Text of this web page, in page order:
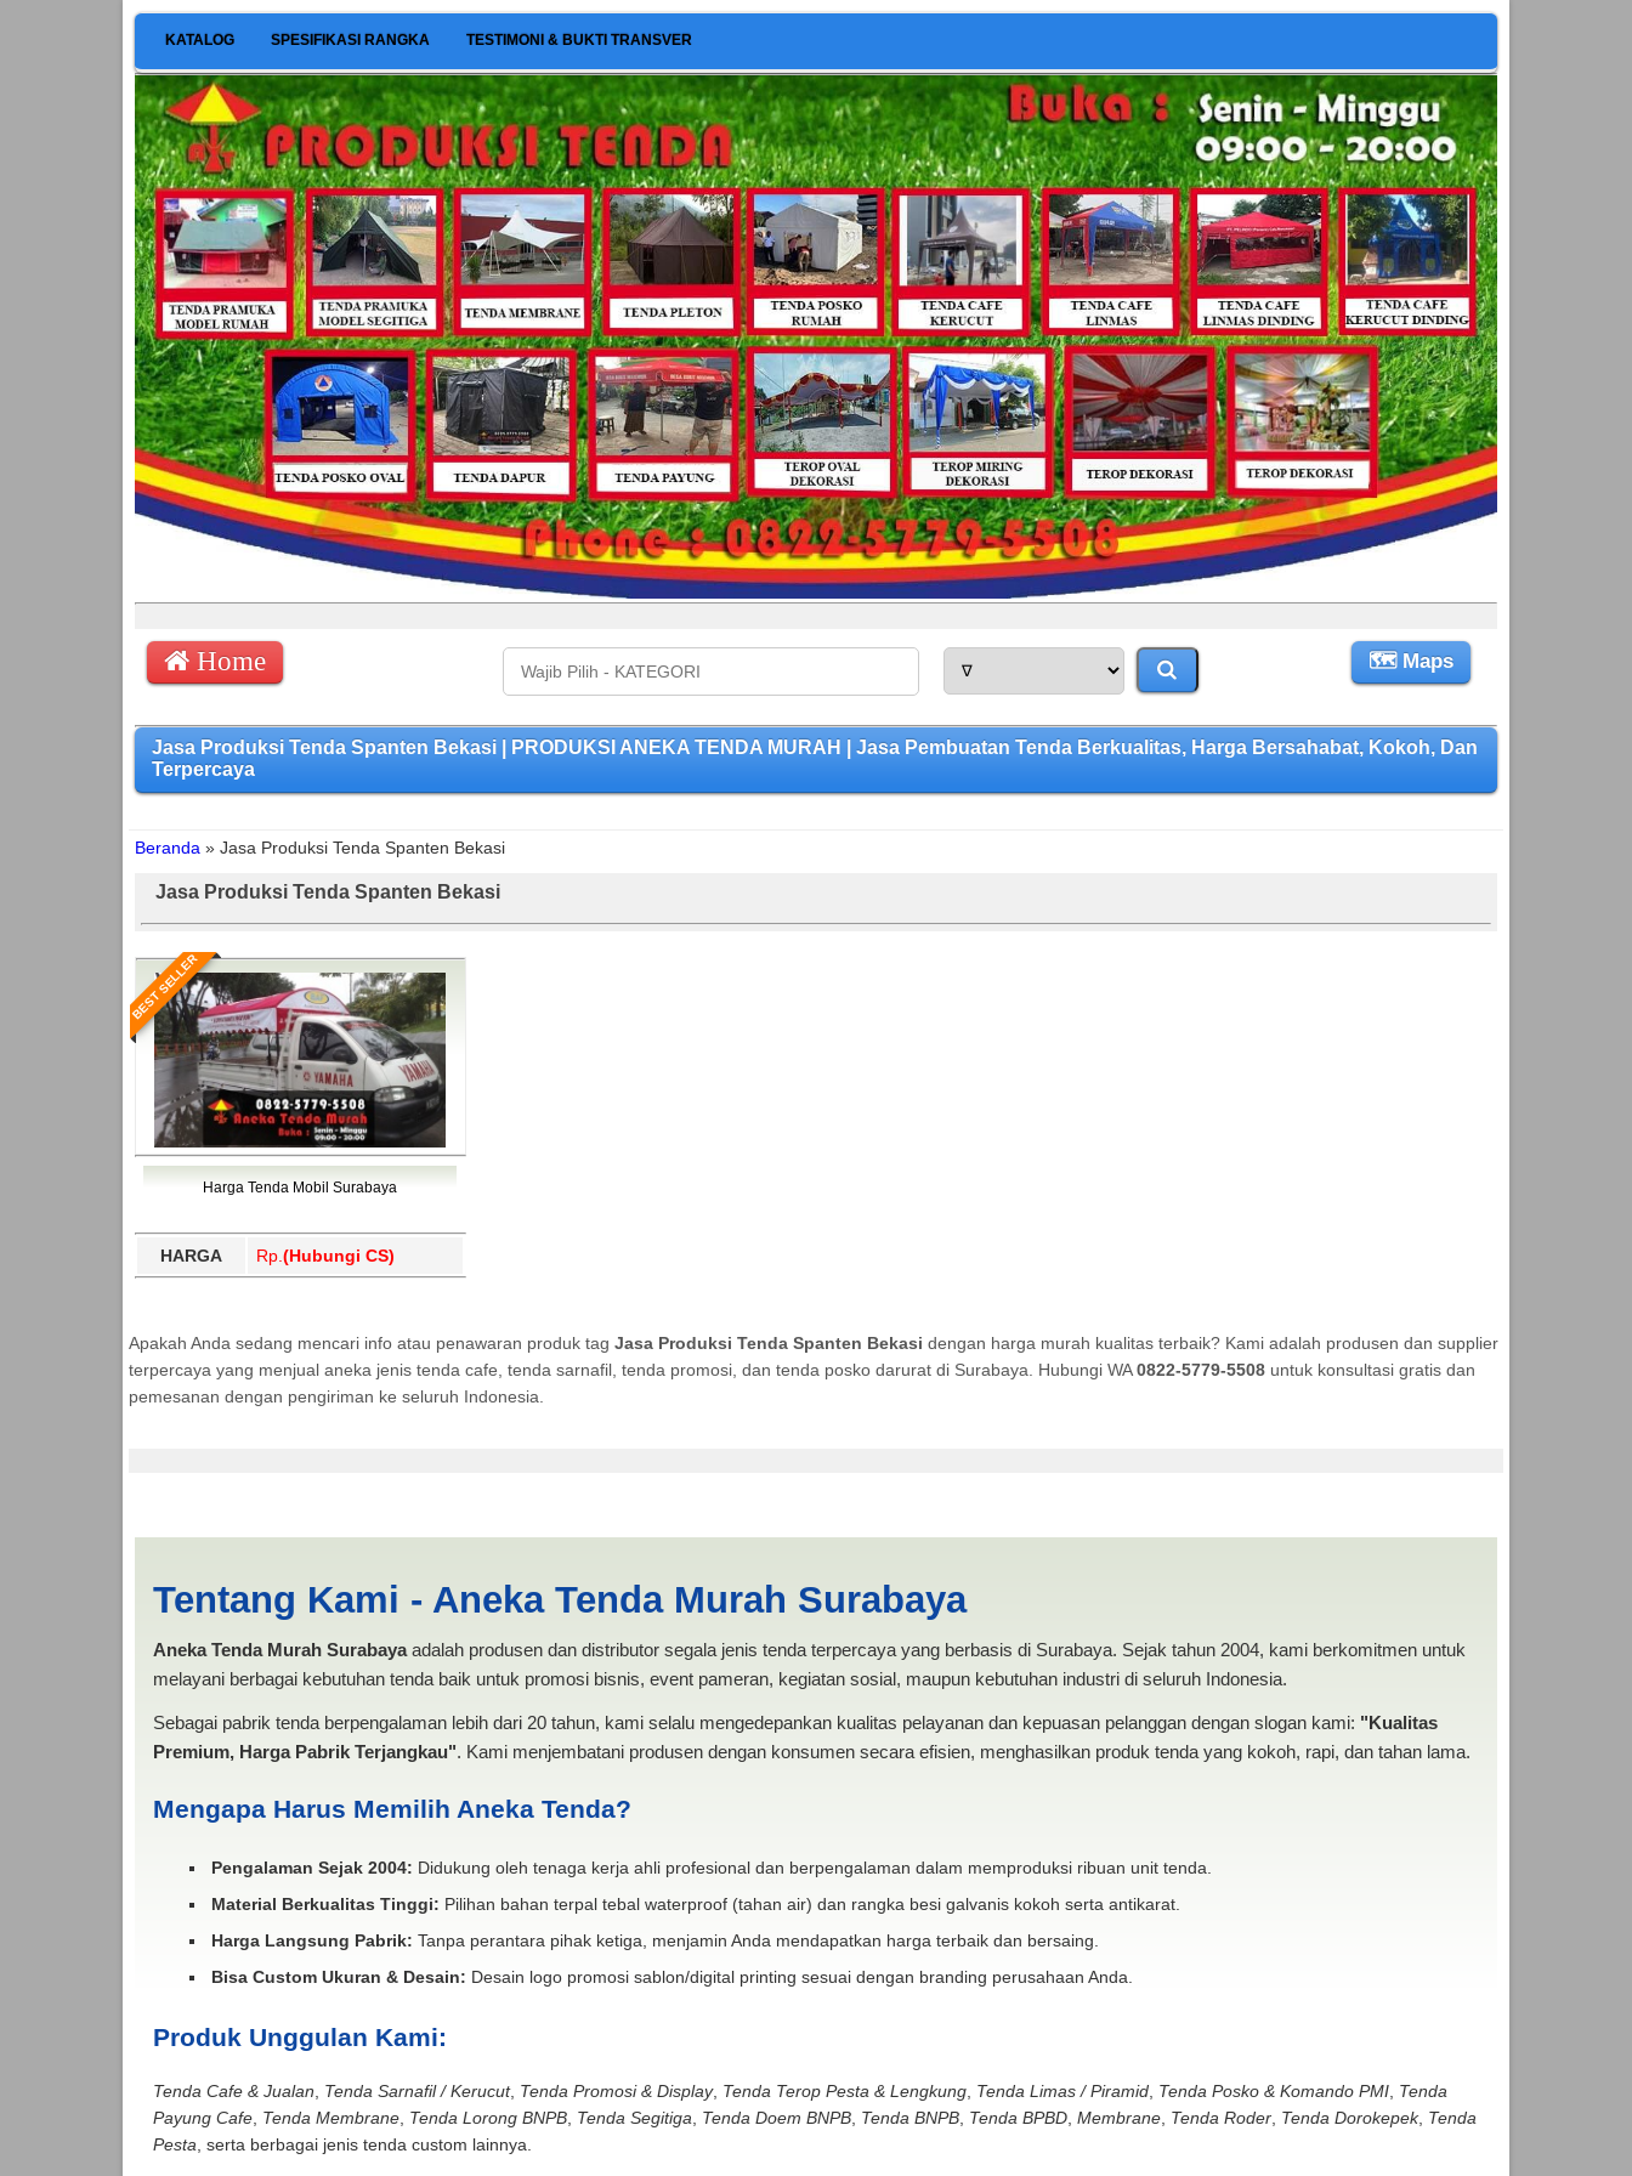
KATALOG SPESIFIKASI RANGKA TESTIMONI & BUKTI TRANSVER
Home 🗺 Maps
Jasa Produksi Tenda Spanten Bekasi | PRODUKSI ANEKA TENDA MURAH | Jasa Pembuatan Tenda Berkualitas, Harga Bersahabat, Kokoh, Dan
Terpercaya
Beranda » Jasa Produksi Tenda Spanten Bekasi
Jasa Produksi Tenda Spanten Bekasi
BEST SELLER
Harga Tenda Mobil Surabaya
HARGA Rp. (Hubungi CS)
Apakah Anda sedang mencari info atau penawaran produk tag Jasa Produksi Tenda Spanten Bekasi dengan harga murah kualitas terbaik? Kami adalah produsen dan supplier
terpercaya yang menjual aneka jenis tenda cafe, tenda sarnafil, tenda promosi, dan tenda posko darurat di Surabaya. Hubungi WA0822-5779-5508untuk konsultasi gratis dan
pemesanan dengan pengiriman ke seluruh Indonesia.
Tentang Kami - Aneka Tenda Murah Surabaya
Aneka Tenda Murah Surabayaadalah produsen dan distributor segala jenis tenda terpercaya yang berbasis di Surabaya. Sejak tahun 2004, kami berkomitmen untuk
melayani berbagai kebutuhan tenda baik untuk promosi bisnis, event pameran, kegiatan sosial, maupun kebutuhan industri di seluruh Indonesia.
Sebagai pabrik tenda berpengalaman lebih dari 20 tahun, kami selalu mengedepankan kualitas pelayanan dan kepuasan pelanggan dengan slogan kami: "Kualitas
Premium, Harga Pabrik Terjangkau". Kami menjembatani produsen dengan konsumen secara efisien, menghasilkan produk tenda yang kokoh, rapi, dan tahan lama.
Mengapa Harus Memilih Aneka Tenda?
Pengalaman Sejak 2004: Didukung oleh tenaga kerja ahli profesional dan berpengalaman dalam memproduksi ribuan unit tenda.
Material Berkualitas Tinggi: Pilihan bahan terpal tebal waterproof (tahan air) dan rangka besi galvanis kokoh serta antikarat.
Harga Langsung Pabrik: Tanpa perantara pihak ketiga, menjamin Anda mendapatkan harga terbaik dan bersaing.
Bisa Custom Ukuran & Desain: Desain logo promosi sablon/digital printing sesuai dengan branding perusahaan Anda.
Produk Unggulan Kami:
Tenda Cafe & Jualan Tenda Sarnafil / Kerucut, Tenda Promosi & Display, Tenda Terop Pesta & Lengkung, Tenda Limas / Piramid, Tenda Posko & Komando PMI, Tenda
Payung Cafe, Tenda Membrane, Tenda Lorong BNPB, Tenda Segitiga Tenda Doem BNPB, Tenda BNPB, Tenda BPBD, Membrane, Tenda Roder, Tenda Dorokepek, Tenda
Pesta , serta berbagai jenis tenda custom lainnya.